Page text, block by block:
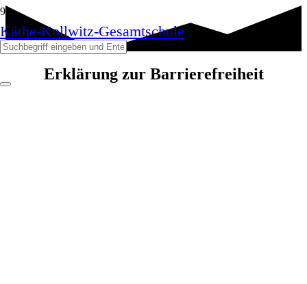
Käthe-Kollwitz-Gesamtschule
Erklärung zur Barrierefreiheit